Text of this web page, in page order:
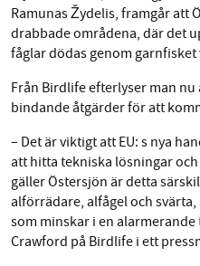
Ramunas Žydelis, framgår att
drabbade områdena, där det
fåglar dödas genom garnfisket
Från Birdlife efterlyser man
bindande åtgärder för att
– Det är viktigt att EU: s nya
att hitta tekniska lösningar
gäller Östersjön är detta
alförrädare, alfågel och
som minskar i en
Crawford på Birdlife i ett